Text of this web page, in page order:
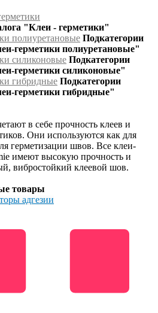
"Клеи - герметики"
полиуретановые Подкатегории
герметики полиуретановые"
силиконовые Подкатегории
герметики силиконовые"
гибридные Подкатегории
герметики гибридные"
в себе прочность клеев и
Они используются как для
герметизации швов. Все клеи-
имеют высокую прочность и
вибростойкий клеевой шов.
товары
адгезии